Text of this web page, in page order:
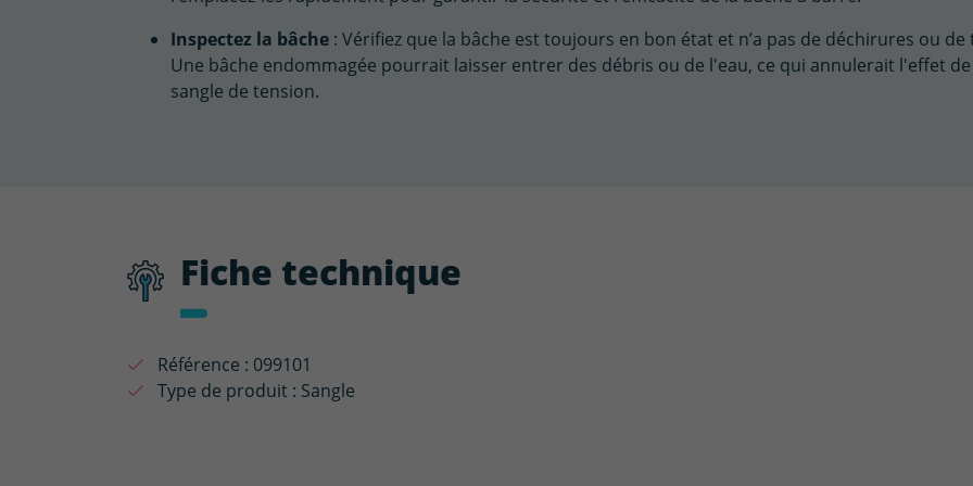
Inspectez la bâche : Vérifiez que la bâche est toujours en bon état et n’a pas de déchirures ou de
Une bâche endommagée pourrait laisser entrer des débris ou de l'eau, ce qui annulerait l'effet de
sangle de tension.
Fiche technique
Référence : 099101
Type de produit : Sangle